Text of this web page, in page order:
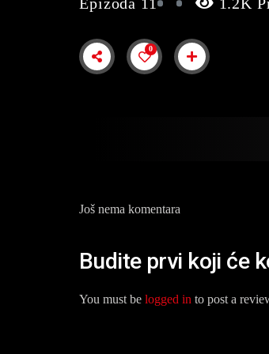
Epizoda 11 1.2K
0
Još nema komentara
Budite prvi koji će
You must be logged in to post a